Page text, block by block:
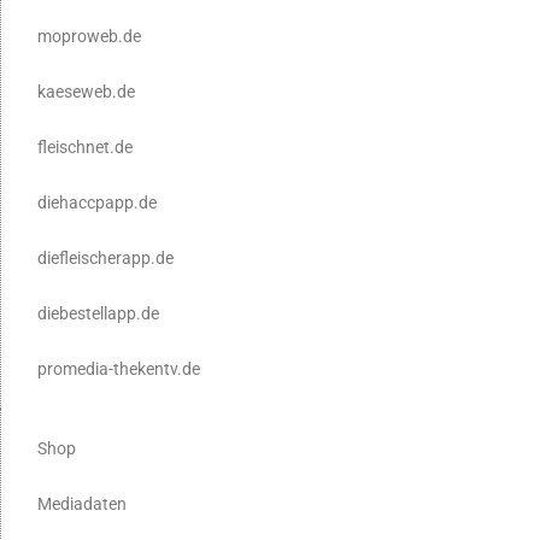
moproweb.de
kaeseweb.de
fleischnet.de
diehaccpapp.de
diefleischerapp.de
diebestellapp.de
promedia-thekentv.de
Shop
Mediadaten